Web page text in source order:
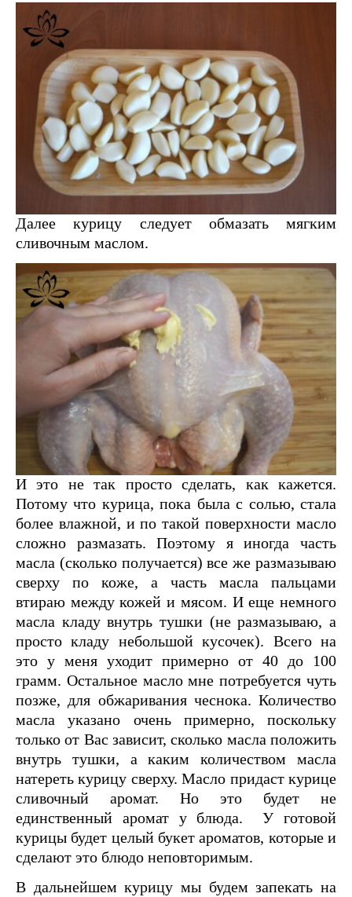
Далее курицу следует обмазать мягким
сливочным маслом.
И это не так просто сделать, как кажется.
Потому что курица, пока была с солью, стала
более влажной, и по такой поверхности масло
сложно размазать. Поэтому я иногда часть
масла (сколько получается) все же размазываю
сверху по коже, а часть масла пальцами
втираю между кожей и мясом. И еще немного
масла кладу внутрь тушки (не размазываю, а
просто кладу небольшой кусочек). Всего на
это у меня уходит примерно от 40 до 100
грамм. Остальное масло мне потребуется чуть
позже, для обжаривания чеснока. Количество
масла указано очень примерно, поскольку
только от Вас зависит, сколько масла положить
внутрь тушки, а каким количеством масла
натереть курицу сверху. Масло придаст курице
сливочный аромат. Но это будет не
единственный аромат у блюда. У готовой
курицы будет целый букет ароматов, которые и
сделают это блюдо неповторимым.
В дальнейшем курицу мы будем запекать на